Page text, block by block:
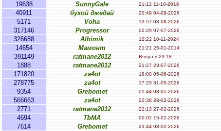
19638 SunnyGale 21:12 11-10-2016
40911 бухой джедай 20:49 04-08-2026
5171 Voha 13:57 03-08-2026
317146 Progressor 02:29 07-07-2026
326688 Alhimik 12:22 10-11-2024
14654 Мамонт 21:21 25-01-2014
391149 ratmane2012 Вчера в 23:18
1888 ratmane2012 21:27 23-07-2026
171820 za4ot 18:00 05-06-2026
278775 za4ot 17:29 31-05-2026
9354 Grebomet 01:44 08-05-2026
566663 za4ot 20:38 28-02-2026
2771 ratmane2012 22:13 27-02-2026
4694 TbMA 00:02 15-02-2026
7614 Grebomet 23:44 08-02-2026